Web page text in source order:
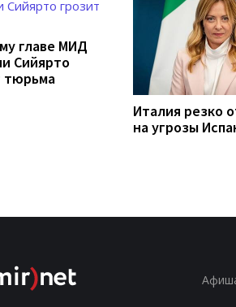
главе МИД
Сийярто
тюрьма
Италия резко
на угрозы